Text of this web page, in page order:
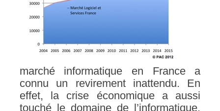
marché informatique en France a
connu un revirement inattendu. En
effet, la crise économique a aussi
touché le domaine de l’informatique.